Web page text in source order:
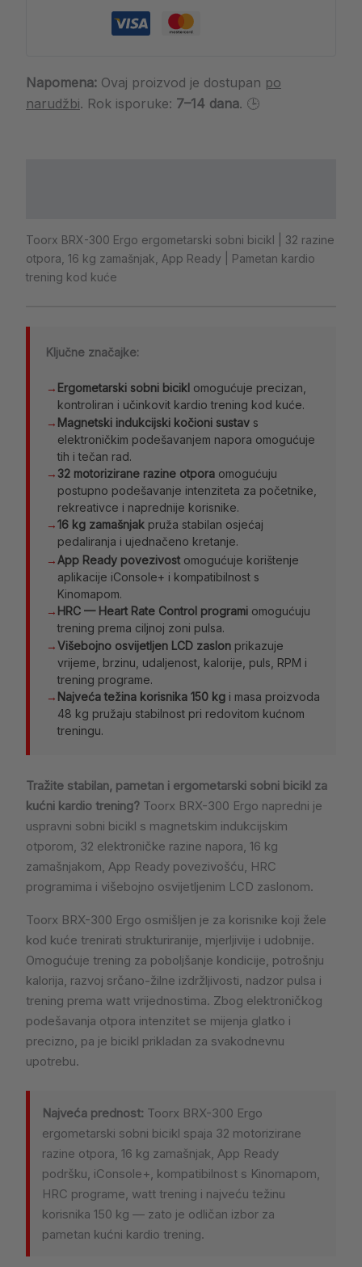
Napomena: Ovaj proizvod je dostupan po
narudžbi. Rok isporuke: 7–14 dana. 🕒
Toorx BRX-300 Ergo ergometarski sobni bicikl | 32 razine
otpora, 16 kg zamašnjak, App Ready | Pametan kardio
trening kod kuće
Ključne značajke:
→ Ergometarski sobni bicikl omogućuje precizan,
kontroliran i učinkovit kardio trening kod kuće.
→ Magnetski indukcijski kočioni sustav s
elektroničkim podešavanjem napora omogućuje
tih i tečan rad.
→32 motorizirane razine otpora omogućuju
postupno podešavanje intenziteta za početnike,
rekreativce i naprednije korisnike.
→16 kg zamašnjak pruža stabilan osjećaj
pedaliranja i ujednačeno kretanje.
→App Ready povezivost omogućuje korištenje
aplikacije iConsole+ i kompatibilnost s
Kinomapom.
→ HRC — Heart Rate Control programi omogućuju
trening prema ciljnoj zoni pulsa.
→Višebojno osvijetljen LCD zaslon prikazuje
vrijeme, brzinu, udaljenost, kalorije, puls, RPM i
trening programe.
→ Najveća težina korisnika 150 kg i masa proizvoda
48 kg pružaju stabilnost pri redovitom kućnom
treningu.
Tražite stabilan, pametan i ergometarski sobni bicikl za
kućni kardio trening? Toorx BRX-300 Ergo napredni je
uspravni sobni bicikl s magnetskim indukcijskim
otporom, 32 elektroničke razine napora, 16 kg
zamašnjakom, App Ready povezivošću, HRC
programima i višebojno osvijetljenim LCD zaslonom.
Toorx BRX-300 Ergo osmišljen je za korisnike koji žele
kod kuće trenirati strukturiranije, mjerljivije i udobnije.
Omogućuje trening za poboljšanje kondicije, potrošnju
kalorija, razvoj srčano-žilne izdržljivosti, nadzor pulsa i
trening prema watt vrijednostima. Zbog elektroničkog
podešavanja otpora intenzitet se mijenja glatko i
precizno, pa je bicikl prikladan za svakodnevnu
upotrebu.
Najveća prednost: Toorx BRX-300 Ergo
ergometarski sobni bicikl spaja 32 motorizirane
razine otpora, 16 kg zamašnjak, App Ready
podršku, iConsole+, kompatibilnost s Kinomapom,
HRC programe, watt trening i najveću težinu
korisnika 150 kg — zato je odličan izbor za
pametan kućni kardio trening.